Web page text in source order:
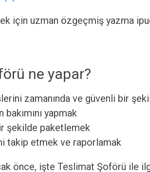
için uzman özgeçmiş yazma
ne yapar?
zamanında ve güvenli bir
bakımını yapmak
şekilde paketlemek
takip etmek ve raporlamak
önce, işte Teslimat Şoförü ile